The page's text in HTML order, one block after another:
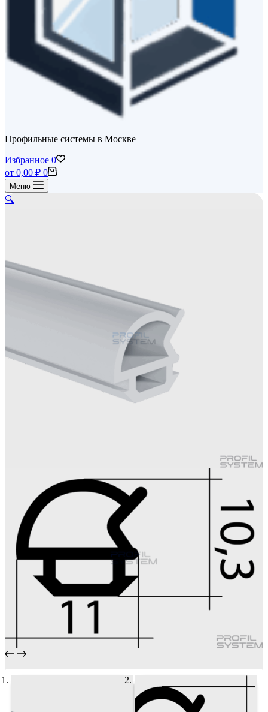
Профильные системы в Москве
Избранное 0
Корзина
от 0,00 ₽ 0
Меню
🔍